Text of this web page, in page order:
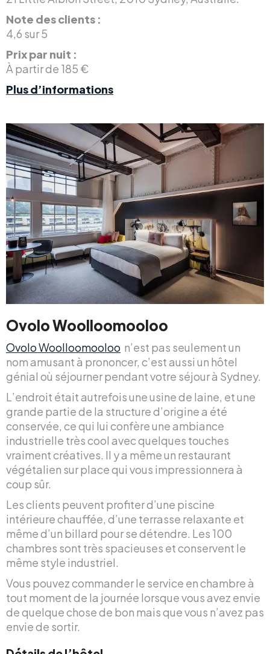
Note des clients :
4,6 sur 5
Prix par nuit :
À partir de 185 €
Plus d’informations
Ovolo Woolloomooloo
Ovolo Woolloomooloo n’est pas seulement un
nom amusant à prononcer, c’est aussi un hôtel
génial où séjourner pendant votre séjour à Sydney.
L’endroit était autrefois une usine de laine, et une
grande partie de la structure d’origine a été
conservée, ce qui lui confère une ambiance
industrielle très cool avec quelques touches
vraiment créatives. Il y a même un restaurant
végétalien sur place qui vous impressionnera à
coup sûr.
Les clients peuvent profiter d’une piscine
intérieure chauffée, d’une terrasse relaxante et
même d’un billard pour se détendre. Les 100
chambres sont très spacieuses et conservent le
même style industriel.
Vous pouvez commander le service en chambre à
tout moment de la journée lorsque vous avez envie
de quelque chose de bon mais que vous n’avez pas
envie de sortir.